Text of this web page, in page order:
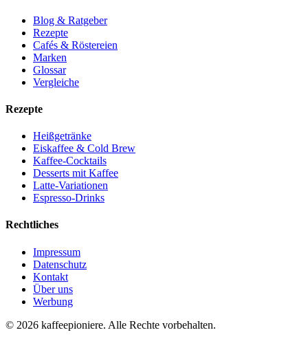
Blog & Ratgeber
Rezepte
Cafés & Röstereien
Marken
Glossar
Vergleiche
Rezepte
Heißgetränke
Eiskaffee & Cold Brew
Kaffee-Cocktails
Desserts mit Kaffee
Latte-Variationen
Espresso-Drinks
Rechtliches
Impressum
Datenschutz
Kontakt
Über uns
Werbung
© 2026 kaffeepioniere. Alle Rechte vorbehalten.